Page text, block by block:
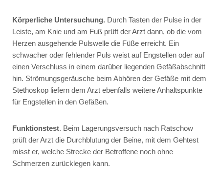
Körperliche Untersuchung. Durch Tasten der Pulse in der
Leiste, am Knie und am Fuß prüft der Arzt dann, ob die vom
Herzen ausgehende Pulswelle die Füße erreicht. Ein
schwacher oder fehlender Puls weist auf Engstellen oder auf
einen Verschluss in einem darüber liegenden Gefäßabschnitt
hin. Strömungsgeräusche beim Abhören der Gefäße mit dem
Stethoskop liefern dem Arzt ebenfalls weitere Anhaltspunkte
für Engstellen in den Gefäßen.
Funktionstest. Beim Lagerungsversuch nach Ratschow
prüft der Arzt die Durchblutung der Beine, mit dem Gehtest
misst er, welche Strecke der Betroffene noch ohne
Schmerzen zurücklegen kann.